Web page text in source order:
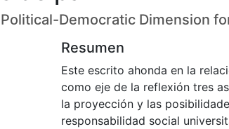
Democratic Dimension
Resumen
Este escrito ahonda en la
como eje de la reflexión tres
la proyección y las
responsabilidad social